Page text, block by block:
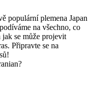
populární plemena Japan
na všechno, co
se může ⁢projevit
Připravte se​ na